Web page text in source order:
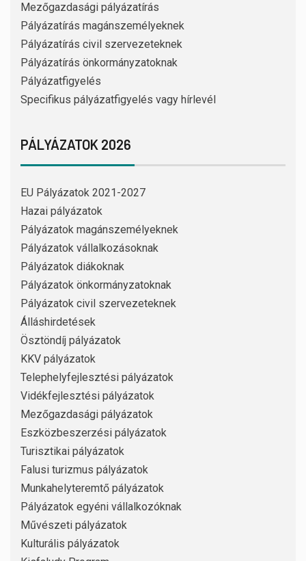
Mezőgazdasági pályázatírás
Pályázatírás magánszemélyeknek
Pályázatírás civil szervezeteknek
Pályázatírás önkormányzatoknak
Pályázatfigyelés
Specifikus pályázatfigyelés vagy hírlevél
PÁLYÁZATOK 2026
EU Pályázatok 2021-2027
Hazai pályázatok
Pályázatok magánszemélyeknek
Pályázatok vállalkozásoknak
Pályázatok diákoknak
Pályázatok önkormányzatoknak
Pályázatok civil szervezeteknek
Álláshirdetések
Ösztöndíj pályázatok
KKV pályázatok
Telephelyfejlesztési pályázatok
Vidékfejlesztési pályázatok
Mezőgazdasági pályázatok
Eszközbeszerzési pályázatok
Turisztikai pályázatok
Falusi turizmus pályázatok
Munkahelyteremtő pályázatok
Pályázatok egyéni vállalkozóknak
Művészeti pályázatok
Kulturális pályázatok